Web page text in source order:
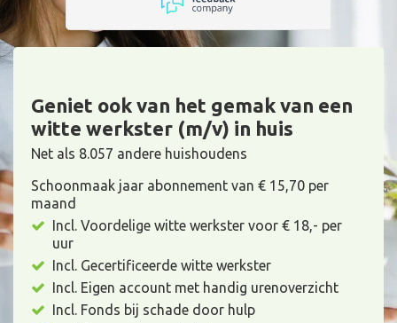
Geniet ook van het gemak van een
witte werkster (m/v) in huis
Net als 8.057 andere huishoudens
Schoonmaak jaar abonnement van € 15,70 per
maand
Incl. Voordelige witte werkster voor € 18,- per
uur
Incl. Gecertificeerde witte werkster
Incl. Eigen account met handig urenoverzicht
Incl. Fonds bij schade door hulp